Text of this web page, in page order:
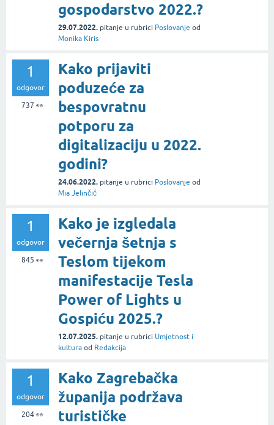
gospodarstvo 2022.?
29.07.2022. pitanje u rubrici Poslovanje od
Monika Kiris
1
odgovor
737 👀
Kako prijaviti
poduzeće za
bespovratnu
potporu za
digitalizaciju u 2022.
godini?
24.06.2022. pitanje u rubrici Poslovanje od
Mia Jelinčić
1
odgovor
845 👀
Kako je izgledala
večernja šetnja s
Teslom tijekom
manifestacije Tesla
Power of Lights u
Gospiću 2025.?
12.07.2025. pitanje u rubrici Umjetnost i
kultura od Redakcija
1
odgovor
204👀
Kako Zagrebačka
županija podržava
turističke